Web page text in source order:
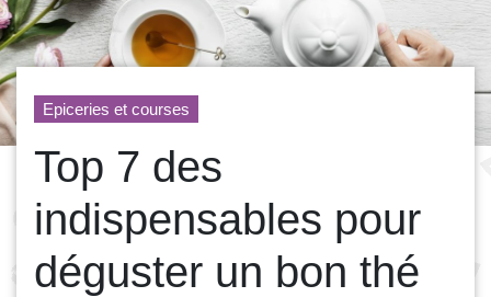
Epiceries et courses
Top 7 des
indispensables pour
déguster un bon thé